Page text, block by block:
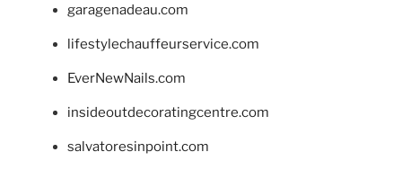
garagenadeau.com
lifestylechauffeurservice.com
EverNewNails.com
insideoutdecoratingcentre.com
salvatoresinpoint.com